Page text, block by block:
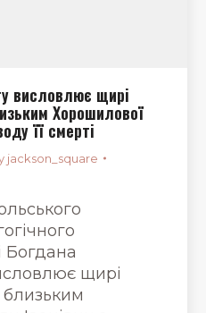
висловлює щирі
Хорошилової
її смерті
jackson_square
Богдана
щирі
близьким